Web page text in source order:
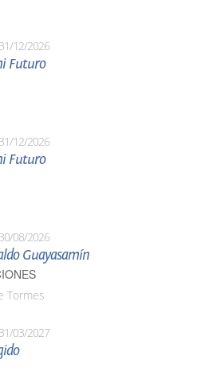
31/12/2026
Futuro
31/12/2026
Futuro
30/08/2026
Guayasamín
Tormes
31/03/2027